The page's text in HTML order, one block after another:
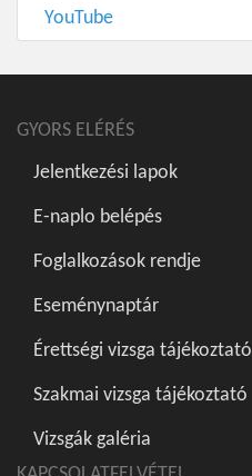
YouTube
GYORS ELÉRÉS
Jelentkezési lapok
E-naplo belépés
Foglalkozások rendje
Eseménynaptár
Érettségi vizsga tájékoztató
Szakmai vizsga tájékoztató
Vizsgák galéria